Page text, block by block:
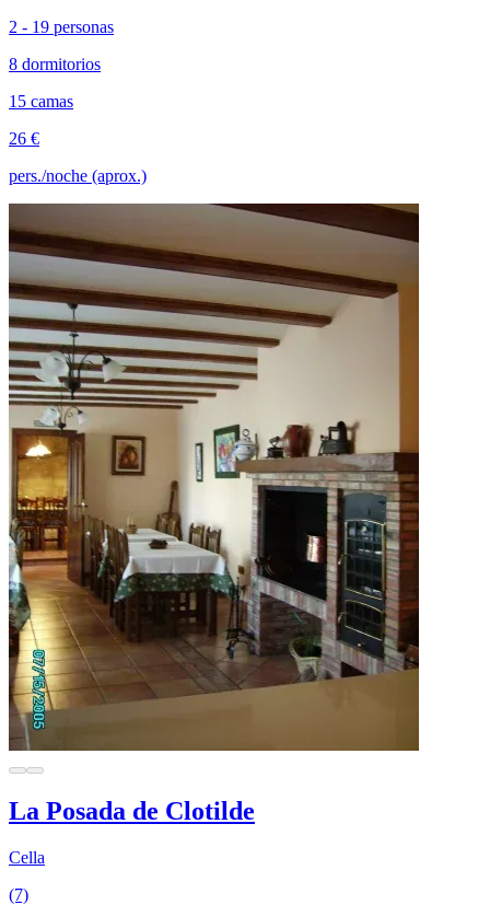
2 - 19 personas
8 dormitorios
15 camas
26 €
pers./noche (aprox.)
La Posada de Clotilde
Cella
(7)